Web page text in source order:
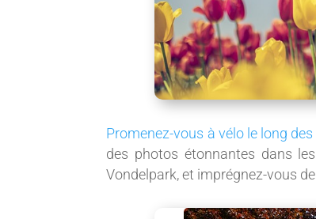
Promenez-vous à vélo le long
des photos étonnantes dans
Vondelpark, et imprégnez-vous